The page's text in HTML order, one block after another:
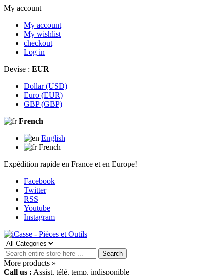
My account
My account
My wishlist
checkout
Log in
Devise : EUR
Dollar (USD)
Euro (EUR)
GBP (GBP)
French
English
French
Expédition rapide en France et en Europe!
Facebook
Twitter
RSS
Youtube
Instagram
Search
More products »
Call us : Assist. télé. temp. indisponible